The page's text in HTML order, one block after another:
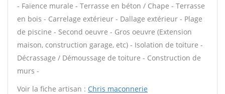
- Faïence murale - Terrasse en béton / Chape - Terrasse
en bois - Carrelage extérieur - Dallage extérieur - Plage
de piscine - Second oeuvre - Gros oeuvre (Extension
maison, construction garage, etc) - Isolation de toiture -
Décrassage / Démoussage de toiture - Construction de
murs -
Voir la fiche artisan : Chris maconnerie